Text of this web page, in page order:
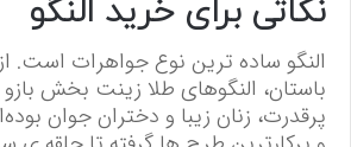
نکاتی برای خرید النگو
النگو ساده ترین نوع جواهرات است.
باستان، النگوهای طلا زینت بخش
پرقدرت، زنان‌ زیبا و دختران جوان